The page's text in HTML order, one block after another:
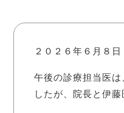
２０２６年６月８
午後の診療担当医
したが、院長と伊藤